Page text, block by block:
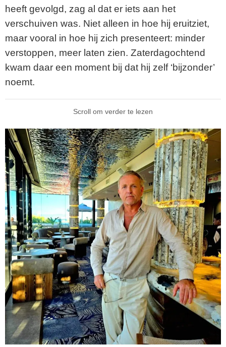
heeft gevolgd, zag al dat er iets aan het
verschuiven was. Niet alleen in hoe hij eruitziet,
maar vooral in hoe hij zich presenteert: minder
verstoppen, meer laten zien. Zaterdagochtend
kwam daar een moment bij dat hij zelf ‘bijzonder’
noemt.
Scroll om verder te lezen